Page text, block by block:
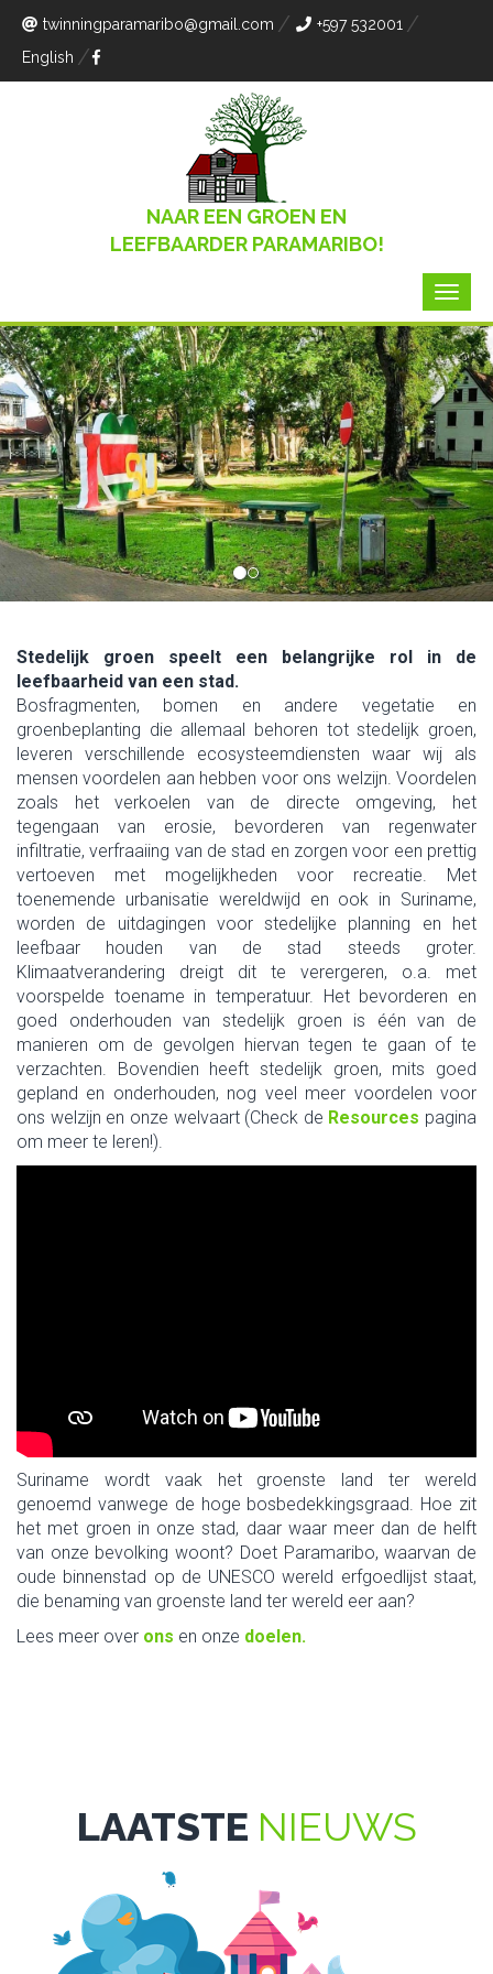
twinningparamaribo@gmail.com
+597 532001
English
NAAR EEN GROEN EN
LEEFBAARDER PARAMARIBO!
Stedelijk groen speelt een belangrijke rol in de
leefbaarheid van een stad.
Bosfragmenten, bomen en andere vegetatie en
groenbeplanting die allemaal behoren tot stedelijk groen,
leveren verschillende ecosysteemdiensten waar wij als
mensen voordelen aan hebben voor ons welzijn. Voordelen
zoals het verkoelen van de directe omgeving, het
tegengaan van erosie, bevorderen van regenwater
infiltratie, verfraaiing van de stad en zorgen voor een prettig
vertoeven met mogelijkheden voor recreatie. Met
toenemende urbanisatie wereldwijd en ook in Suriname,
worden de uitdagingen voor stedelijke planning en het
leefbaar houden van de stad steeds groter.
Klimaatverandering dreigt dit te verergeren, o.a. met
voorspelde toename in temperatuur. Het bevorderen en
goed onderhouden van stedelijk groen is één van de
manieren om de gevolgen hiervan tegen te gaan of te
verzachten. Bovendien heeft stedelijk groen, mits goed
gepland en onderhouden, nog veel meer voordelen voor
ons welzijn en onze welvaart (Check de Resources pagina
om meer te leren!).
Suriname wordt vaak het groenste land ter wereld
genoemd vanwege de hoge bosbedekkingsgraad. Hoe zit
het met groen in onze stad, daar waar meer dan de helft
van onze bevolking woont? Doet Paramaribo, waarvan de
oude binnenstad op de UNESCO wereld erfgoedlijst staat,
die benaming van groenste land ter wereld eer aan?
Lees meer over ons en onze doelen.
LAATSTE NIEUWS